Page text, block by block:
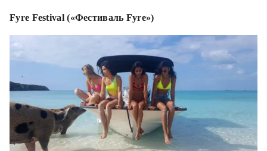
Fyre Festival («Фестиваль Fyre»)